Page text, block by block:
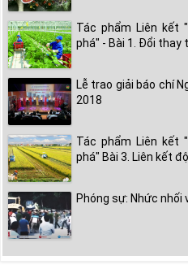
Tác phẩm Liên kết
phá" - Bài 1. Đổi thay
Lễ trao giải báo chí
2018
Tác phẩm Liên kết
phá" Bài 3. Liên kết
Phóng sự: Nhức nhối